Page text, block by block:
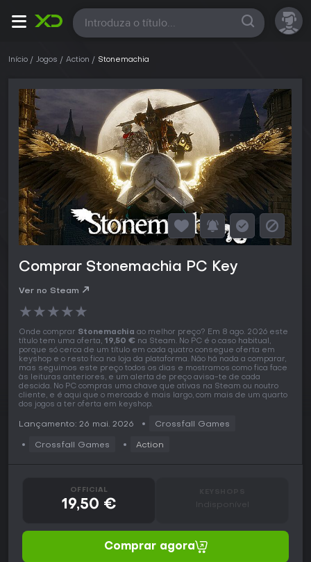
Todas
Início Jogos Action Stonemachia
Comprar Stonemachia PC Key
Ver no Steam
★★★★★
Onde comprar Stonemachia ao melhor preço? Em 8 ago. 2026 este
título tem uma oferta, 19,50 € na Steam. No PC é o caso habitual,
porque só cerca de um título em cada quatro consegue oferta em
keyshop e o resto fica na loja da plataforma. Não há nada a comparar,
mas seguimos este preço todos os dias e mostramos como fica face
às leituras anteriores, e um alerta de preço avisa-te de cada
descida. No PC compras uma chave que ativas na Steam ou noutro
cliente, e é aqui que o mercado é mais largo, com mais de um quarto
dos jogos a ter oferta em keyshop.
Lançamento: 26 mai. 2026 Crossfall Games
Crossfall Games Action
OFFICIAL
19,50 € Indisponível
Comprar agora